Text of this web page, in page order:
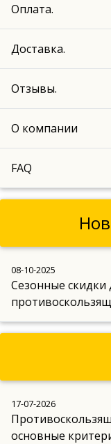
Оплата.
Доставка.
Отзывы.
О компании
FAQ
08-10-2025
Сезонные скидки
17-07-2026
основные